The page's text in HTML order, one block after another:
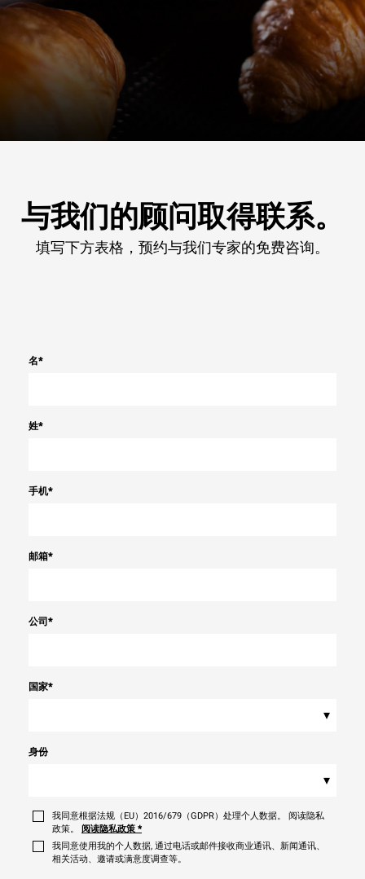
与我们的顾问取得联系。
填写下方表格，预约与我们专家的免费咨询。
名*
姓*
手机*
邮箱*
公司*
国家*
▾
身份
▾
我同意根据法规（EU）2016/679（GDPR）处理个人数据。 阅读隐私
政策。
阅读隐私政策 *
我同意使用我的个人数据, 通过电话或邮件接收商业通讯、新闻通讯、
相关活动、邀请或满意度调查等。